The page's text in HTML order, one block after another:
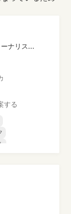
メディア・アウトレット／ジャーナリスト, 発行者
する